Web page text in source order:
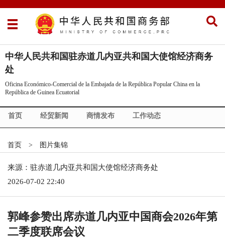
中华人民共和国驻赤道几内亚共和国大使馆经济商务
处
Oficina Económico-Comercial de la Embajada de la República Popular China en la
República de Guinea Ecuatorial
首页 经贸新闻 商情发布 工作动态
首页 > 图片集锦
来源：驻赤道几内亚共和国大使馆经济商务处
2026-07-02 22:40
郭峰参赞出席赤道几内亚中国商会2026年第
二季度联席会议